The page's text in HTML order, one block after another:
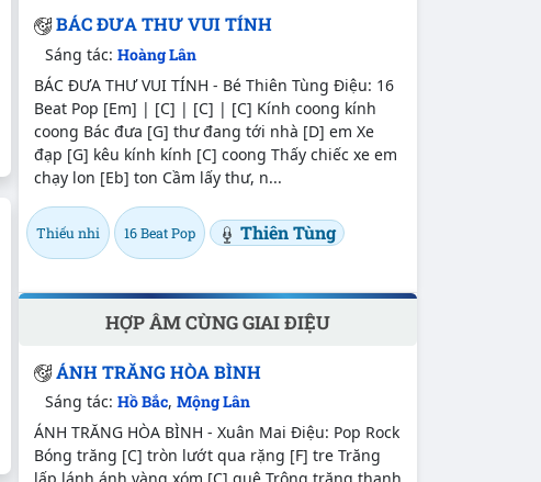
BÁC ĐƯA THƯ VUI TÍNH
Sáng tác:Hoàng Lân
BÁC ĐƯA THƯ VUI TÍNH - Bé Thiên Tùng Điệu: 16
Beat Pop [Em] | [C] | [C] | [C] Kính coong kính
coong Bác đưa [G] thư đang tới nhà [D] em Xe
đạp [G] kêu kính kính [C] coong Thấy chiếc xe em
chạy lon [Eb] ton Cầm lấy thư, n...
Thiếu nhi 16 Beat Pop Thiên Tùng
HỢP ÂM CÙNG GIAI ĐIỆU
ÁNH TRĂNG HÒA BÌNH
Sáng tác:Hồ Bắc,Mộng Lân
ÁNH TRĂNG HÒA BÌNH - Xuân Mai Điệu: Pop Rock
Bóng trăng [C] tròn lướt qua rặng [F] tre Trăng